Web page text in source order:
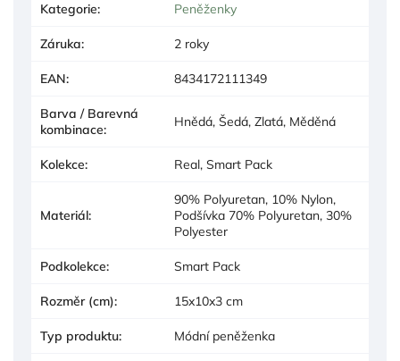
Kategorie: Peněženky
Záruka: 2 roky
EAN: 8434172111349
Barva / Barevná
kombinace: Hnědá, Šedá, Zlatá, Měděná
Kolekce: Real, Smart Pack
Materiál:
90% Polyuretan, 10% Nylon,
Podšívka 70% Polyuretan, 30%
Polyester
Podkolekce: Smart Pack
Rozměr (cm): 15x10x3 cm
Typ produktu: Módní peněženka